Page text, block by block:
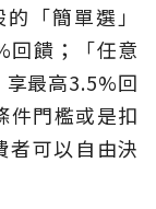
「簡單選」
回饋；「任意
最高3.5%回
件門檻或是扣
者可以自由決